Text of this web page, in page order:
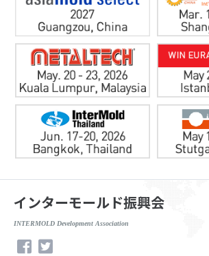
インターモールド振興会
INTERMOLD Development Association